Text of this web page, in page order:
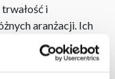
i
aranżacji. Ich
że są
harmonijną